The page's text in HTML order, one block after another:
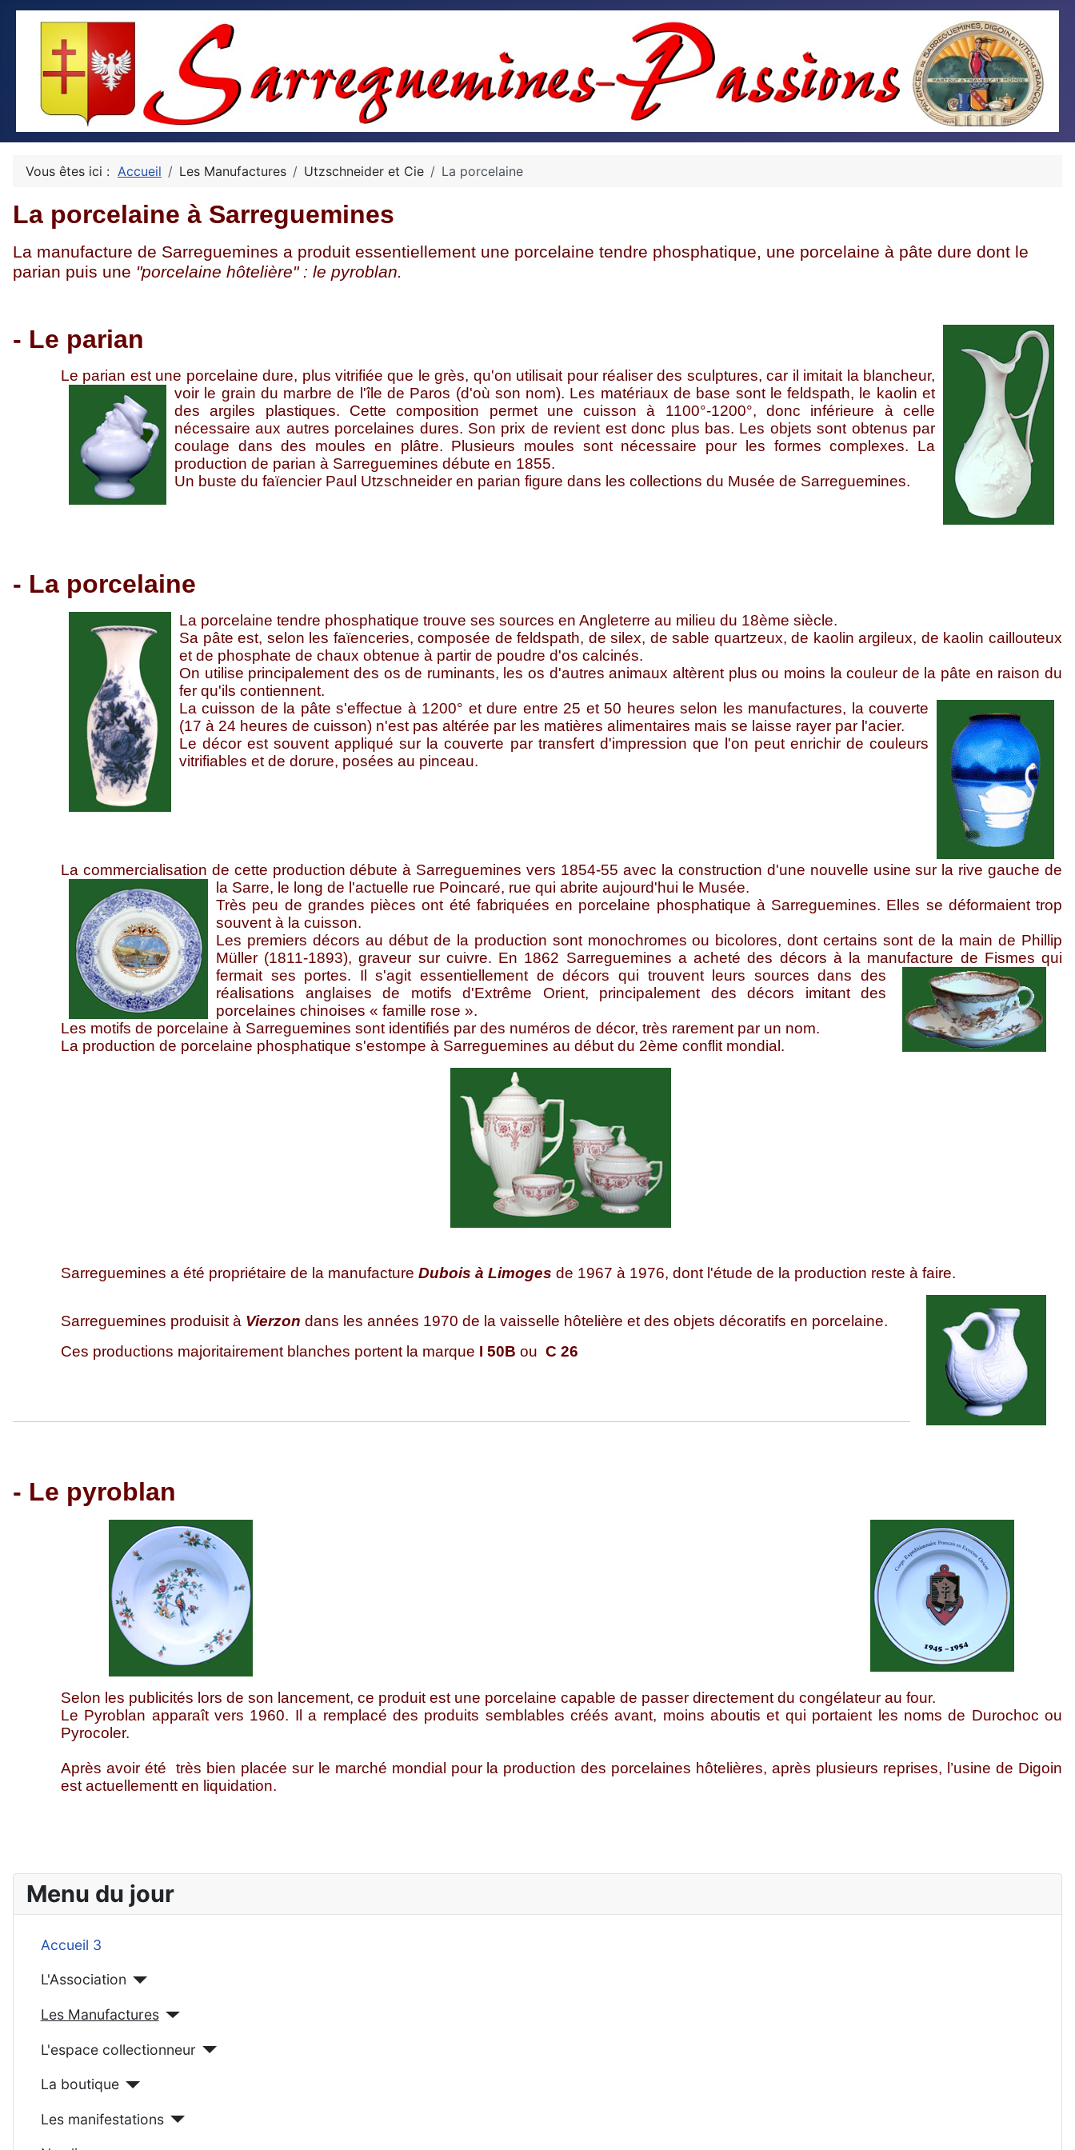
Menu du jour
Accueil 3
L'Association
Les Manufactures
L'espace collectionneur
La boutique
Les manifestations
Vous êtes ici : Accueil Les Manufactures Utzschneider et Cie La porcelaine
La porcelaine à Sarreguemines
La manufacture de Sarreguemines a produit essentiellement une porcelaine tendre phosphatique, une porcelaine à pâte dure dont le
parian puis une "porcelaine hôtelière" : le pyroblan.
- Le parian
Le parian est une porcelaine dure, plus vitrifiée que le grès, qu'on utilisait pour réaliser des sculptures, car il imitait la blancheur,
voir le grain du marbre de l'île de Paros (d'où son nom). Les matériaux de base sont le feldspath, le kaolin et
des argiles plastiques. Cette composition permet une cuisson à 1100°-1200°, donc inférieure à celle
nécessaire aux autres porcelaines dures. Son prix de revient est donc plus bas. Les objets sont obtenus par
coulage dans des moules en plâtre. Plusieurs moules sont nécessaire pour les formes complexes. La
production de parian à Sarreguemines débute en 1855.
Un buste du faïencier Paul Utzschneider en parian figure dans les collections du Musée de Sarreguemines.
- La porcelaine
La porcelaine tendre phosphatique trouve ses sources en Angleterre au milieu du 18ème siècle.
Sa pâte est, selon les faïenceries, composée de feldspath, de silex, de sable quartzeux, de kaolin argileux, de kaolin caillouteux
et de phosphate de chaux obtenue à partir de poudre d'os calcinés.
On utilise principalement des os de ruminants, les os d'autres animaux altèrent plus ou moins la couleur de la pâte en raison du
fer qu'ils contiennent.
La cuisson de la pâte s'effectue à 1200° et dure entre 25 et 50 heures selon les manufactures, la couverte
(17 à 24 heures de cuisson) n'est pas altérée par les matières alimentaires mais se laisse rayer par l'acier.
Le décor est souvent appliqué sur la couverte par transfert d'impression que l'on peut enrichir de couleurs
vitrifiables et de dorure, posées au pinceau.
La commercialisation de cette production débute à Sarreguemines vers 1854-55 avec la construction d'une nouvelle usine sur la rive gauche de
la Sarre, le long de l'actuelle rue Poincaré, rue qui abrite aujourd'hui le Musée.
Très peu de grandes pièces ont été fabriquées en porcelaine phosphatique à Sarreguemines. Elles se déformaient trop
souvent à la cuisson.
Les premiers décors au début de la production sont monochromes ou bicolores, dont certains sont de la main de Phillip
Müller (1811-1893), graveur sur cuivre. En 1862 Sarreguemines a acheté des décors à la manufacture de Fismes qui
fermait ses portes. Il s'agit essentiellement de décors qui trouvent leurs sources dans des
réalisations anglaises de motifs d'Extrême Orient, principalement des décors imitant des
porcelaines chinoises « famille rose ».
Les motifs de porcelaine à Sarreguemines sont identifiés par des numéros de décor, très rarement par un nom.
La production de porcelaine phosphatique s'estompe à Sarreguemines au début du 2ème conflit mondial.
Sarreguemines a été propriétaire de la manufacture Dubois à Limoges de 1967 à 1976, dont l'étude de la production reste à faire.
Sarreguemines produisit à Vierzon dans les années 1970 de la vaisselle hôtelière et des objets décoratifs en porcelaine.
Ces productions majoritairement blanches portent la marque I 50B ou C 26
- Le pyroblan
Selon les publicités lors de son lancement, ce produit est une porcelaine capable de passer directement du congélateur au four.
Le Pyroblan apparaît vers 1960. Il a remplacé des produits semblables créés avant, moins aboutis et qui portaient les noms de Durochoc ou
Pyrocoler.
Après avoir été très bien placée sur le marché mondial pour la production des porcelaines hôtelières, après plusieurs reprises, l’usine de Digoin
est actuellementt en liquidation.